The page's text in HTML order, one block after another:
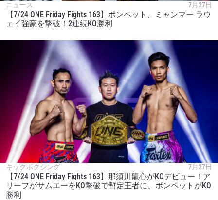
ニュース 7月27日
【7/24 ONE Friday Fights 163】ポンペット、ミャンマー ラウ
ェイ強豪を撃破！2連続KO勝利
キックボクシング 7月27日
【7/24 ONE Friday Fights 163】那須川龍心がKOデビュー！ア
リーフがサムエーをKO撃破で暫定王者に、ポンペットがKO
勝利